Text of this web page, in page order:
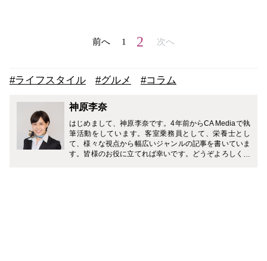
前へ 1 2 次へ
#ライフスタイル #グルメ #コラム
神原李奈
はじめまして、神原李奈です。4年前からCA Mediaで執
筆活動をしています。客室乗務員として、栄養士とし
て、様々な視点から幅広いジャンルの記事を書いていま
す。皆様のお役に立てれば幸いです。どうぞよろしくお